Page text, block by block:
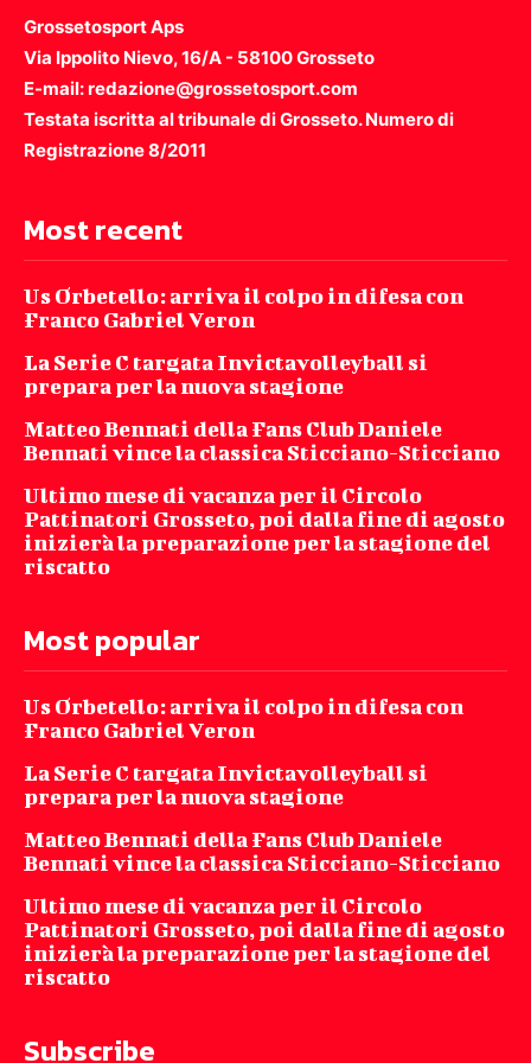
Grossetosport Aps
Via Ippolito Nievo, 16/A - 58100 Grosseto
E-mail: redazione@grossetosport.com
Testata iscritta al tribunale di Grosseto. Numero di
Registrazione 8/2011
Most recent
Us Orbetello: arriva il colpo in difesa con
Franco Gabriel Veron
La Serie C targata Invictavolleyball si
prepara per la nuova stagione
Matteo Bennati della Fans Club Daniele
Bennati vince la classica Sticciano-Sticciano
Ultimo mese di vacanza per il Circolo
Pattinatori Grosseto, poi dalla fine di agosto
inizierà la preparazione per la stagione del
riscatto
Most popular
Us Orbetello: arriva il colpo in difesa con
Franco Gabriel Veron
La Serie C targata Invictavolleyball si
prepara per la nuova stagione
Matteo Bennati della Fans Club Daniele
Bennati vince la classica Sticciano-Sticciano
Ultimo mese di vacanza per il Circolo
Pattinatori Grosseto, poi dalla fine di agosto
inizierà la preparazione per la stagione del
riscatto
Subscribe